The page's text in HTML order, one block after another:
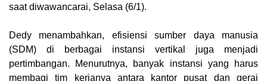
saat diwawancarai, Selasa (6/1).
Dedy menambahkan, efisiensi sumber daya manusia
(SDM) di berbagai instansi vertikal juga menjadi
pertimbangan. Menurutnya, banyak instansi yang harus
membagi tim kerjanya antara kantor pusat dan gerai